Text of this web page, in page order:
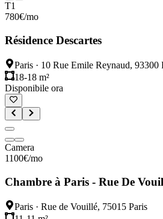
T1
780€/mo
Résidence Descartes
Paris · 10 Rue Emile Reynaud, 93300
18-18 m²
Disponibile ora
Camera
1100€/mo
Chambre à Paris - Rue De
Paris · Rue de Vouillé, 75015 Paris